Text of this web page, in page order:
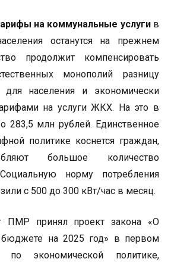
на коммунальные услугив
останутся на прежнем
продолжит компенсировать
монополий разницу
населения и экономически
на услуги ЖКХ. На это в
283,5 млн рублей. Единственное
политике коснется граждан,
большое количество
норму потребления
с 500 до 300 кВт/час в месяц.
ПМР принял проект закона «О
бюджете на 2025 год» в первом
по экономической политике,